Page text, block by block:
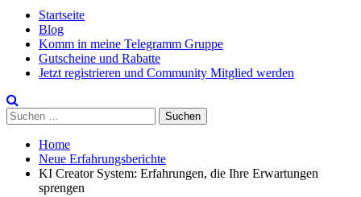
Startseite
Blog
Komm in meine Telegramm Gruppe
Gutscheine und Rabatte
Jetzt registrieren und Community Mitglied werden
Suchen
nach:
Home
Neue Erfahrungsberichte
KI Creator System: Erfahrungen, die Ihre Erwartungen
sprengen